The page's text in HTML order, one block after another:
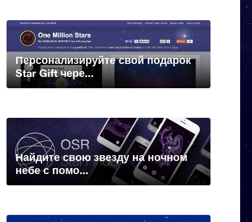
Персонализируйте свой подарок
Star Gift чере...
Найдите свою звезду на ночном
небе с помо...